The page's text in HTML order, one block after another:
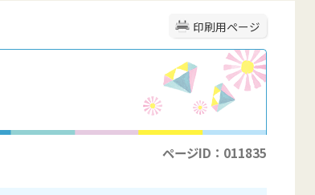
印刷用ページ
ページID：011835